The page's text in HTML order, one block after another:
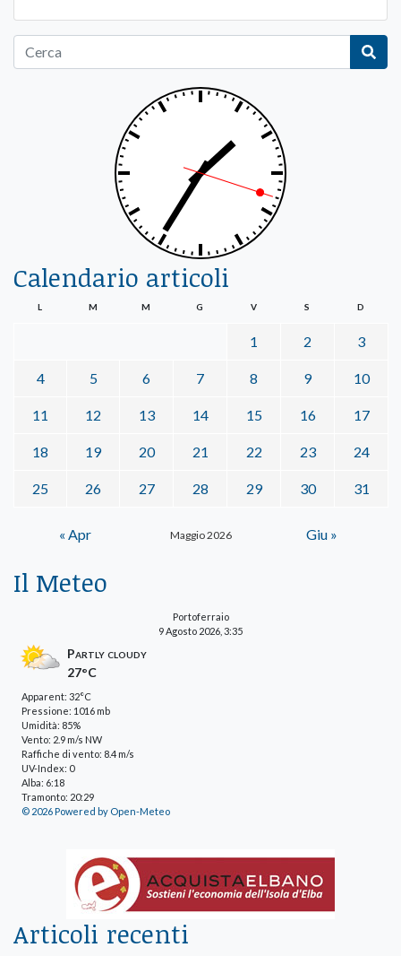
Calendario articoli
Maggio 2026
L M M G V S D
1 2 3
4 5 6 7 8 9 10
11 12 13 14 15 16 17
18 19 20 21 22 23 24
25 26 27 28 29 30 31
« Apr Giu »
Il Meteo
Portoferraio
9 Agosto 2026, 3:35
Partly cloudy
27°C
Apparent: 32°C
Pressione: 1016 mb
Umidità: 85%
Vento: 2.9 m/s NW
Raffiche di vento: 8.4 m/s
UV-Index: 0
Alba: 6:18
Tramonto: 20:29
© 2026 Powered by Open-Meteo
Articoli recenti